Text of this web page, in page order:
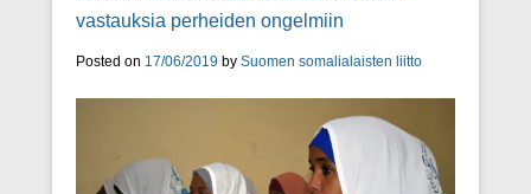
vastauksia perheiden ongelmiin
Posted on 17/06/2019 by Suomen somalialaisten liitto